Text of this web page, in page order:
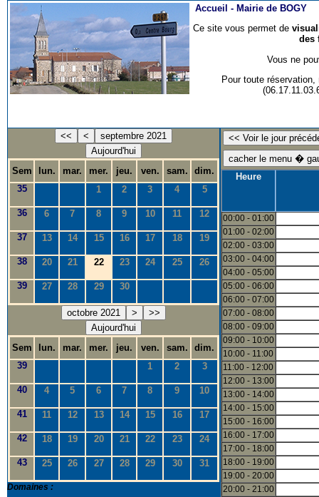
Accueil - Mairie de BOGY
Ce site vous permet de
des
Vous ne
Pour toute
<< <
septembre 2021
Aujourd'hui
Sem
lun. mar. mer. jeu. ven. sam.
dim.
35
1 2 3 4 5
36 6 7 8 9 10 11 12
37 13 14 15 16 17 18 19
38 20 21 22 23 24 25 26
39 27 28 29 30
octobre 2021 >
>>
Aujourd'hui
Sem
lun. mar. mer. jeu. ven. sam.
dim.
39
1 2 3
40 4 5 6 7 8 9 10
41 11 12 13 14 15 16 17
42 18 19 20 21 22 23 24
43 25 26 27 28 29 30 31
Domaines :
Heure
00:00 - 01:00
01:00 - 02:00
02:00 - 03:00
03:00 - 04:00
04:00 - 05:00
05:00 - 06:00
06:00 - 07:00
07:00 - 08:00
08:00 - 09:00
09:00 - 10:00
10:00 - 11:00
11:00 - 12:00
12:00 - 13:00
13:00 - 14:00
14:00 - 15:00
15:00 - 16:00
16:00 - 17:00
17:00 - 18:00
18:00 - 19:00
19:00 - 20:00
20:00 - 21:00